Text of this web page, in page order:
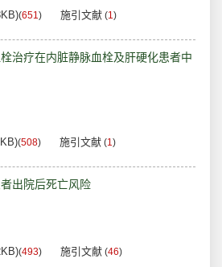
(651) 施引文献 (1)
治疗在内脏静脉血栓及肝硬化患者中
(508) 施引文献 (1)
出院后死亡风险
(493) 施引文献 (46)